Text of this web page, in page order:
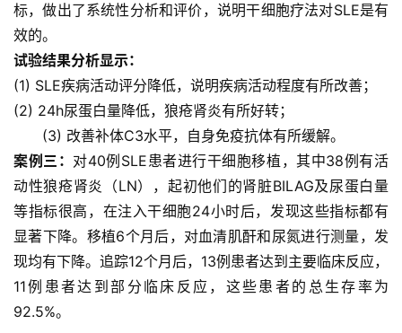
会
展
活
动
关
于
我
们
标，做出了系统性分析和评价，说明干细胞疗法对SLE是有
效的。
试验结果分析显示：
(1) SLE疾病活动评分降低，说明疾病活动程度有所改善；
(2) 24h尿蛋白量降低，狼疮肾炎有所好转；
(3) 改善补体C3水平，自身免疫抗体有所缓解。
案例三： 对40例SLE患者进行干细胞移植，其中38例有活
动性狼疮肾炎（LN），起初他们的肾脏BILAG及尿蛋白量
等指标很高，在注入干细胞24小时后，发现这些指标都有
显著下降。移植6个月后，对血清肌酐和尿氮进行测量，发
现均有下降。追踪12个月后，13例患者达到主要临床反应，
11例患者达到部分临床反应，这些患者的总生存率为
92.5%。